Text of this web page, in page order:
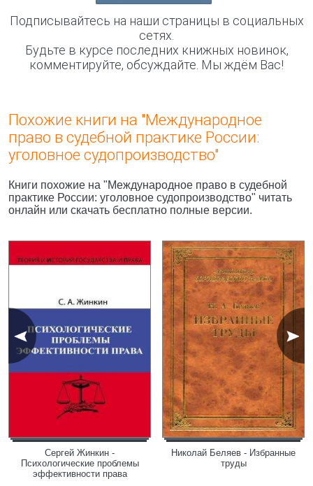
Подписывайтесь на наши страницы в социальных
сетях.
Будьте в курсе последних книжных новинок,
комментируйте, обсуждайте. Мы ждём Вас!
Похожие книги на "Международное
право в судебной практике России:
уголовное судопроизводство"
Книги похожие на "Международное право в судебной
практике России: уголовное судопроизводство" читать
онлайн или скачать бесплатно полные версии.
Сергей Жинкин -
Психологические проблемы
эффективности права
Николай Беляев - Избранные
труды